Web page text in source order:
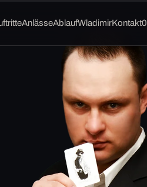
AnlässeAblaufWladimirKontakt